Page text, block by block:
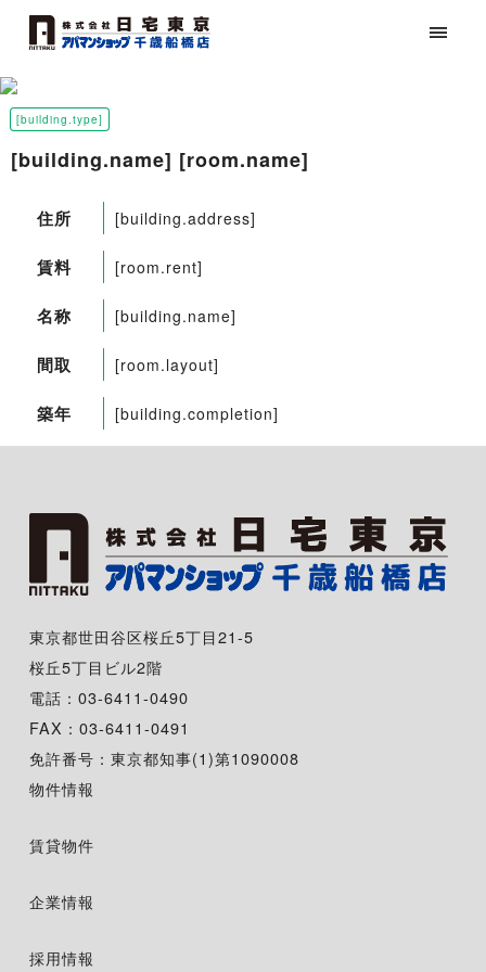
[building.type]
[building.name] [room.name]
住所 [building.address]
賃料 [room.rent]
名称 [building.name]
間取 [room.layout]
築年 [building.completion]
東京都世田谷区桜丘5丁目21-5
桜丘5丁目ビル2階
電話：03-6411-0490
FAX：03-6411-0491
免許番号：東京都知事(1)第1090008
物件情報
賃貸物件
企業情報
採用情報